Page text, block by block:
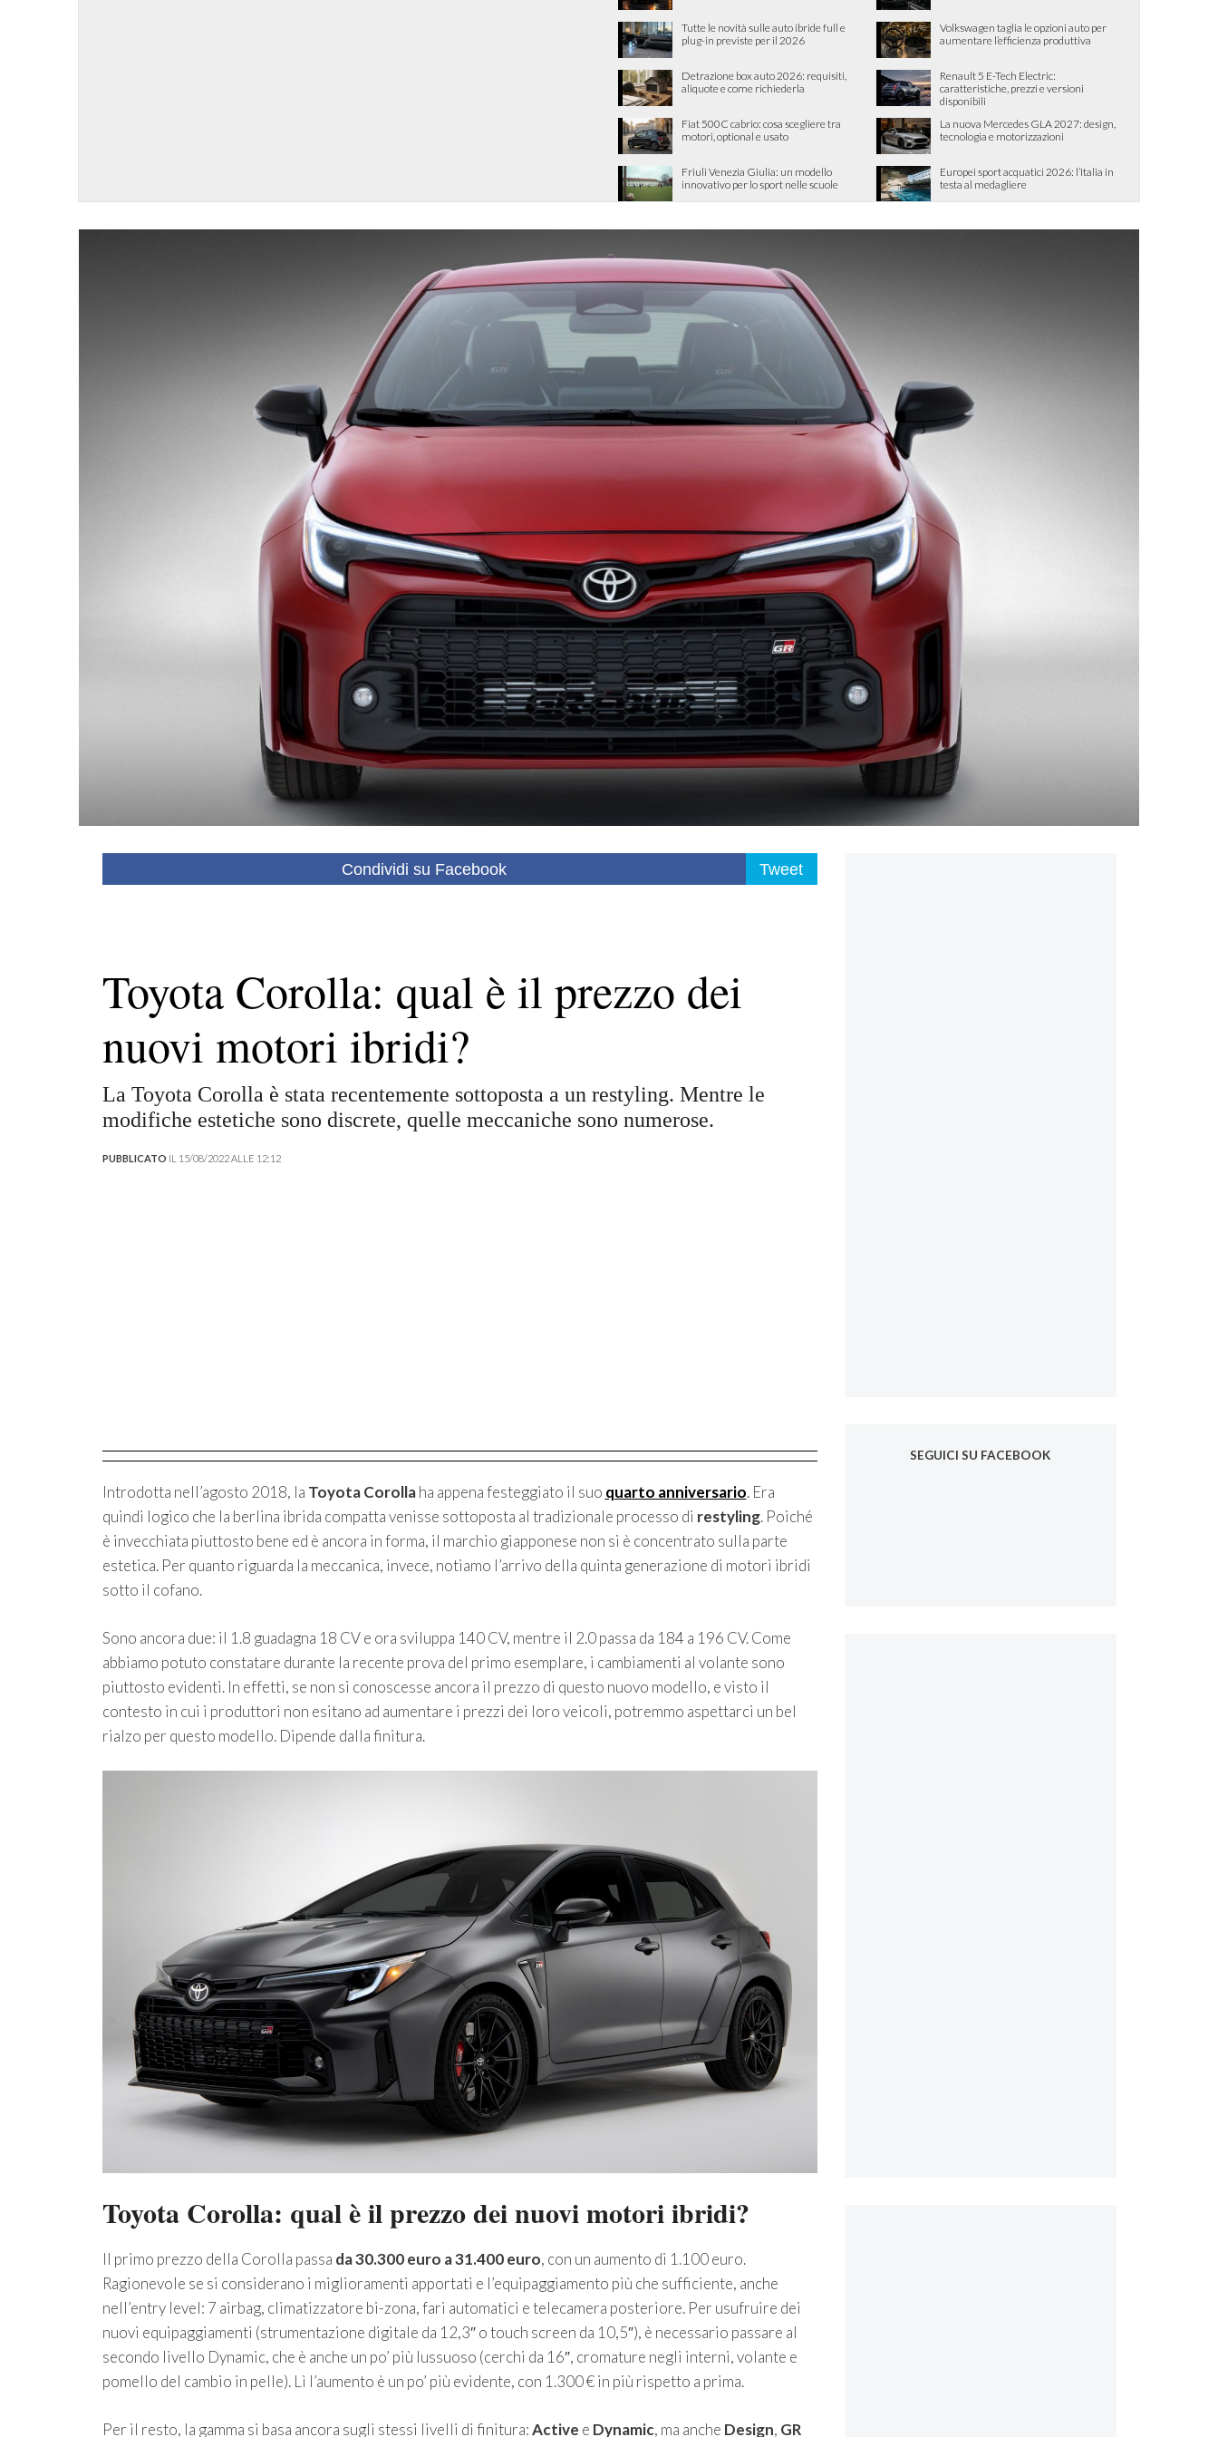
Tutte le novità sulle auto ibride full e
plug-in previste per il 2026
Volkswagen taglia le opzioni auto per
aumentare l’efficienza produttiva
Detrazione box auto 2026: requisiti,
aliquote e come richiederla
Renault 5 E-Tech Electric:
caratteristiche, prezzi e versioni
disponibili
Fiat 500C cabrio: cosa scegliere tra
motori, optional e usato
La nuova Mercedes GLA 2027: design,
tecnologia e motorizzazioni
Friuli Venezia Giulia: un modello
innovativo per lo sport nelle scuole
Europei sport acquatici 2026: l’Italia in
testa al medagliere
Condividi su Facebook Tweet
Toyota Corolla: qual è il prezzo dei
nuovi motori ibridi?
La Toyota Corolla è stata recentemente sottoposta a un restyling. Mentre le
modifiche estetiche sono discrete, quelle meccaniche sono numerose.
PUBBLICATO IL 15/08/2022 ALLE 12:12
Introdotta nell’agosto 2018, la Toyota Corollaha appena festeggiato il suo quarto anniversario. Era
quindi logico che la berlina ibrida compatta venisse sottoposta al tradizionale processo di restyling. Poiché
è invecchiata piuttosto bene ed è ancora in forma, il marchio giapponese non si è concentrato sulla parte
estetica. Per quanto riguarda la meccanica, invece, notiamo l’arrivo della quinta generazione di motori ibridi
sotto il cofano.
Sono ancora due: il 1.8 guadagna 18 CV e ora sviluppa 140 CV, mentre il 2.0 passa da 184 a 196 CV. Come
abbiamo potuto constatare durante la recente prova del primo esemplare, i cambiamenti al volante sono
piuttosto evidenti. In effetti, se non si conoscesse ancora il prezzo di questo nuovo modello, e visto il
contesto in cui i produttori non esitano ad aumentare i prezzi dei loro veicoli, potremmo aspettarci un bel
rialzo per questo modello. Dipende dalla finitura.
Toyota Corolla: qual è il prezzo dei nuovi motori ibridi?
Il primo prezzo della Corolla passa da 30.300 euro a 31.400 euro, con un aumento di 1.100 euro.
Ragionevole se si considerano i miglioramenti apportati e l’equipaggiamento più che sufficiente, anche
nell’entry level: 7 airbag, climatizzatore bi-zona, fari automatici e telecamera posteriore. Per usufruire dei
nuovi equipaggiamenti (strumentazione digitale da 12,3″ o touch screen da 10,5″), è necessario passare al
secondo livello Dynamic, che è anche un po’ più lussuoso (cerchi da 16″, cromature negli interni, volante e
pomello del cambio in pelle). Lì l’aumento è un po’ più evidente, con 1.300 € in più rispetto a prima.
Per il resto, la gamma si basa ancora sugli stessi livelli di finitura:Active e Dynamic, ma anche Design, GR
SEGUICI SU FACEBOOK